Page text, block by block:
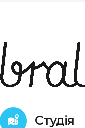
Студія